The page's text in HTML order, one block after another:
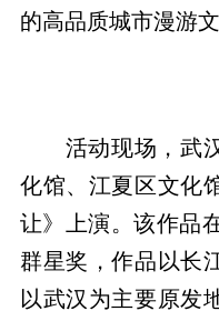
的高品质城市漫游文
活动现场，武
化馆、江夏区文化
让》上演。该作品
群星奖，作品以长
以武汉为主要原发